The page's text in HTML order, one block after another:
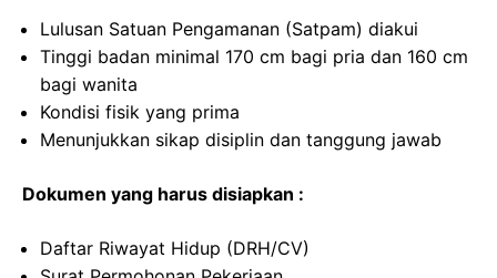
Lulusan Satuan Pengamanan (Satpam) diakui
Tinggi badan minimal 170 cm bagi pria dan 160 cm
bagi wanita
Kondisi fisik yang prima
Menunjukkan sikap disiplin dan tanggung jawab
Dokumen yang harus disiapkan :
Daftar Riwayat Hidup (DRH/CV)